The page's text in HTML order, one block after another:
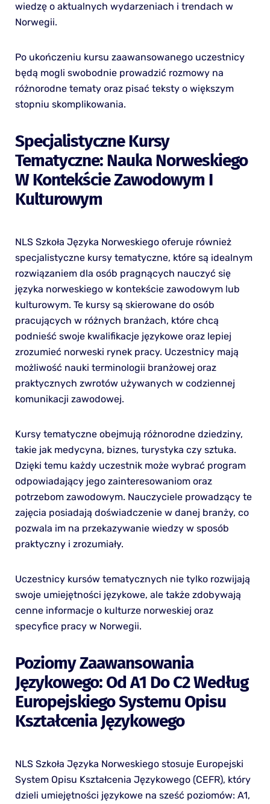
wiedzę o aktualnych wydarzeniach i trendach w
Norwegii.
Po ukończeniu kursu zaawansowanego uczestnicy
będą mogli swobodnie prowadzić rozmowy na
różnorodne tematy oraz pisać teksty o większym
stopniu skomplikowania.
Specjalistyczne Kursy
Tematyczne: Nauka Norweskiego
W Kontekście Zawodowym I
Kulturowym
NLS Szkoła Języka Norweskiego oferuje również
specjalistyczne kursy tematyczne, które są idealnym
rozwiązaniem dla osób pragnących nauczyć się
języka norweskiego w kontekście zawodowym lub
kulturowym. Te kursy są skierowane do osób
pracujących w różnych branżach, które chcą
podnieść swoje kwalifikacje językowe oraz lepiej
zrozumieć norweski rynek pracy. Uczestnicy mają
możliwość nauki terminologii branżowej oraz
praktycznych zwrotów używanych w codziennej
komunikacji zawodowej.
Kursy tematyczne obejmują różnorodne dziedziny,
takie jak medycyna, biznes, turystyka czy sztuka.
Dzięki temu każdy uczestnik może wybrać program
odpowiadający jego zainteresowaniom oraz
potrzebom zawodowym. Nauczyciele prowadzący te
zajęcia posiadają doświadczenie w danej branży, co
pozwala im na przekazywanie wiedzy w sposób
praktyczny i zrozumiały.
Uczestnicy kursów tematycznych nie tylko rozwijają
swoje umiejętności językowe, ale także zdobywają
cenne informacje o kulturze norweskiej oraz
specyfice pracy w Norwegii.
Poziomy Zaawansowania
Językowego: Od A1 Do C2 Według
Europejskiego Systemu Opisu
Kształcenia Językowego
NLS Szkoła Języka Norweskiego stosuje Europejski
System Opisu Kształcenia Językowego (CEFR), który
dzieli umiejętności językowe na sześć poziomów: A1,